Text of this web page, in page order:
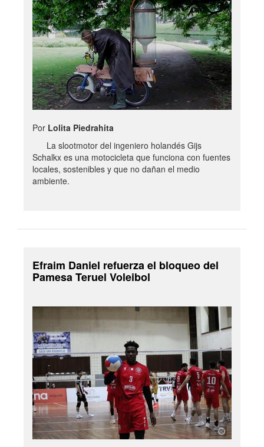
Por Lolita Piedrahita
La slootmotor del ingeniero holandés Gijs
Schalkx es una motocicleta que funciona con fuentes
locales, sostenibles y que no dañan el medio
ambiente.
Efraim Daniel refuerza el bloqueo del
Pamesa Teruel Voleibol